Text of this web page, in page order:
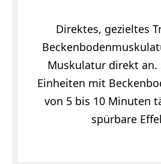
Direktes, gezieltes
Muskulatur direkt an.
Einheiten mit
von 5 bis 10 Minuten
spürbare